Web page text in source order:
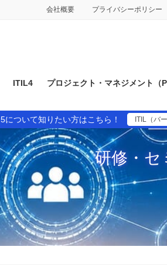
会社概要 プライバシーポリシー
ITIL4 プロジェクト・マネジメント（
について知りたい方はこちら！ ITIL（バ
研修・セ